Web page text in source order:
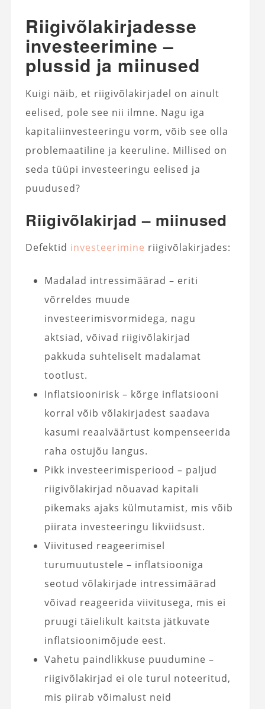
Riigivõlakirjadesse
investeerimine –
plussid ja miinused
Kuigi näib, et riigivõlakirjadel on ainult
eelised, pole see nii ilmne. Nagu iga
kapitaliinvesteeringu vorm, võib see olla
problemaatiline ja keeruline. Millised on
seda tüüpi investeeringu eelised ja
puudused?
Riigivõlakirjad – miinused
Defektid investeerimine riigivõlakirjades:
Madalad intressimäärad – eriti
võrreldes muude
investeerimisvormidega, nagu
aktsiad, võivad riigivõlakirjad
pakkuda suhteliselt madalamat
tootlust.
Inflatsioonirisk – kõrge inflatsiooni
korral võib võlakirjadest saadava
kasumi reaalväärtust kompenseerida
raha ostujõu langus.
Pikk investeerimisperiood – paljud
riigivõlakirjad nõuavad kapitali
pikemaks ajaks külmutamist, mis võib
piirata investeeringu likviidsust.
Viivitused reageerimisel
turumuutustele – inflatsiooniga
seotud võlakirjade intressimäärad
võivad reageerida viivitusega, mis ei
pruugi täielikult kaitsta jätkuvate
inflatsioonimõjude eest.
Vahetu paindlikkuse puudumine –
riigivõlakirjad ei ole turul noteeritud,
mis piirab võimalust neid